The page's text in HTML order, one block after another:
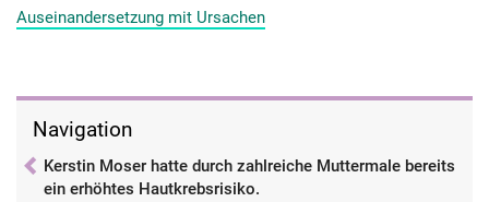
das wurde dann rausgeschnitten.
Auseinandersetzung mit Ursachen
Navigation
Kerstin Moser hatte durch zahlreiche Muttermale bereits
ein erhöhtes Hautkrebsrisiko.